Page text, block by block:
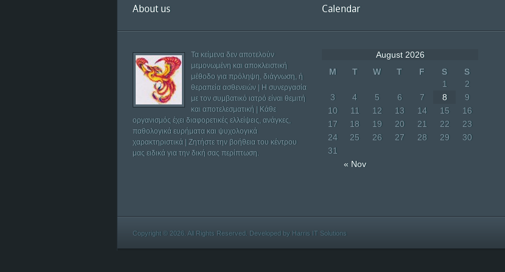
About us
Τα κείμενα δεν αποτελούν
μεμονωμένη και αποκλειστική
μέθοδο για πρόληψη, διάγνωση, ή
θεραπεία ασθενειών | Η συνεργασία
με τον συμβατικό ιατρό είναι θεμιτή
και αποτελεσματική | Κάθε
οργανισμός έχει διαφορετικές ελλείψεις, ανάγκες,
παθολογικά ευρήματα και ψυχολογικά
χαρακτηριστικά | Ζητήστε την βοήθεια του κέντρου
μας ειδικά για την δική σας περίπτωση.
Calendar
August 2026
M
T W T F S S
« Nov
1
2
3
4 5 6 7 8
9
10
11 12 13 14 15
16
17
18 19 20 21 22
23
24
25 26 27 28 29
30
31
Copyright © 2026. All Rights Reserved. Developed by Harris IT Solutions